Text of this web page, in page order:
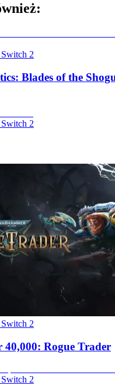
2
Blades of the
2
2
40,000: Rogue Trader
2